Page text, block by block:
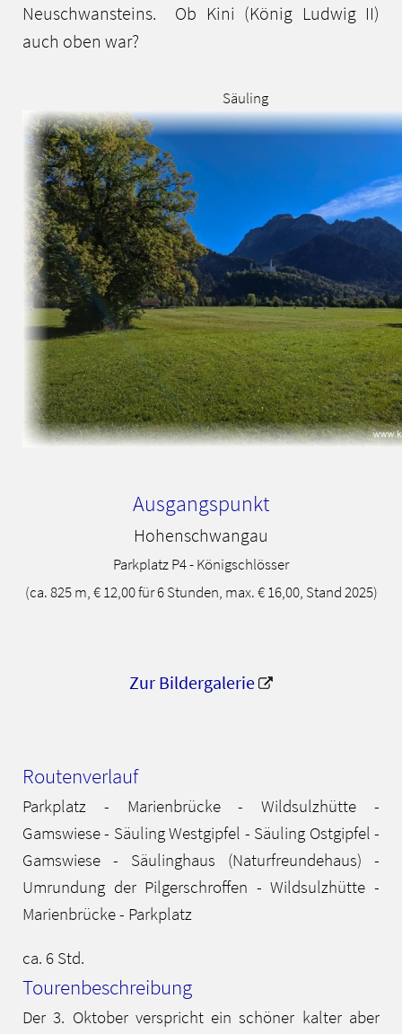
Neuschwansteins. Ob Kini (König Ludwig II)
auch oben war?
Säuling
Ausgangspunkt
Hohenschwangau
Parkplatz P4 - Königschlösser
(ca. 825 m, € 12,00 für 6 Stunden, max. € 16,00, Stand 2025)
Zur Bildergalerie
Routenverlauf
Parkplatz - Marienbrücke - Wildsulzhütte -
Gamswiese - Säuling Westgipfel - Säuling Ostgipfel -
Gamswiese - Säulinghaus (Naturfreundehaus) -
Umrundung der Pilgerschroffen - Wildsulzhütte -
Marienbrücke - Parkplatz
ca. 6 Std.
Tourenbeschreibung
Der 3. Oktober verspricht ein schöner kalter aber